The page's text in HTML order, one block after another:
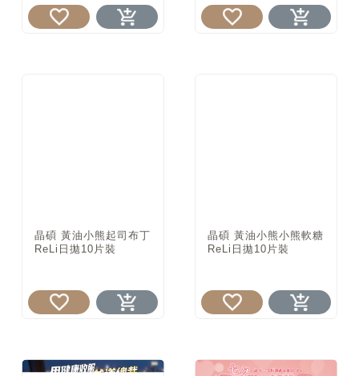
晶碩 黃油小熊起司布丁
ReLi日拋10片裝
晶碩 黃油小熊小熊軟糖
ReLi日拋10片裝